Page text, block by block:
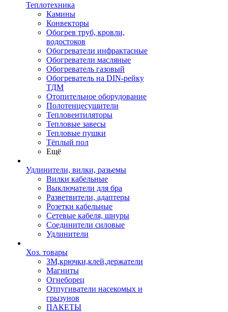
Теплотехника
Камины
Конвекторы
Обогрев труб, кровли,
водостоков
Обогреватели инфрактасные
Обогреватели масляные
Обогреватель газовый
Обогреватель на DIN-рейку
ТДМ
Отопительное оборудование
Полотенцесушители
Тепловентиляторы
Тепловые завесы
Тепловые пушки
Тёплый пол
Ещё
Удлинители, вилки, разьемы
Вилки кабельные
Выключатели для бра
Разветвители, адаптеры
Розетки кабельные
Сетевые кабеля, шнуры
Соединители силовые
Удлинители
Хоз. товары
ЗМ,крючки,клей,держатели
Магниты
Огнеборец
Отпугиватели насекомых и
грызунов
ПАКЕТЫ